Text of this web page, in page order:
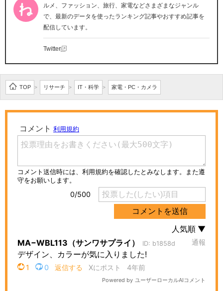
ルメ、ファッション、旅行、家電などさまざまなジャンル
で、最新のデータを使ったランキング記事やおすすめ記事を
配信しています。
Twitter
TOP > リサーチ > IT・科学 > 家電・PC・カメラ